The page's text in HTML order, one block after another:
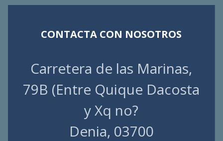
CONTACTA CON NOSOTROS
Carretera de las Marinas,
79B (Entre Quique Dacosta
y Xq no?
Denia, 03700